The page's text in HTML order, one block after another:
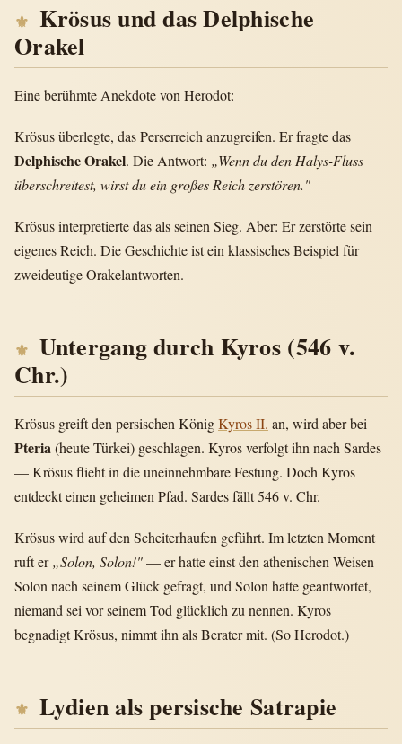
Krösus und das Delphische
Orakel
Eine berühmte Anekdote von Herodot:
Krösus überlegte, das Perserreich anzugreifen. Er fragte das
Delphische Orakel. Die Antwort: „Wenn du den Halys-Fluss
überschreitest, wirst du ein großes Reich zerstören."
Krösus interpretierte das als seinen Sieg. Aber: Er zerstörte sein
eigenes Reich. Die Geschichte ist ein klassisches Beispiel für
zweideutige Orakelantworten.
Untergang durch Kyros (546 v.
Chr.)
Krösus greift den persischen KönigKyros II. an, wird aber bei
Pteria(heute Türkei) geschlagen. Kyros verfolgt ihn nach Sardes
— Krösus flieht in die uneinnehmbare Festung. Doch Kyros
entdeckt einen geheimen Pfad. Sardes fällt 546 v. Chr.
Krösus wird auf den Scheiterhaufen geführt. Im letzten Moment
ruft er„Solon, Solon!"— er hatte einst den athenischen Weisen
Solon nach seinem Glück gefragt, und Solon hatte geantwortet,
niemand sei vor seinem Tod glücklich zu nennen. Kyros
begnadigt Krösus, nimmt ihn als Berater mit. (So Herodot.)
Lydien als persische Satrapie